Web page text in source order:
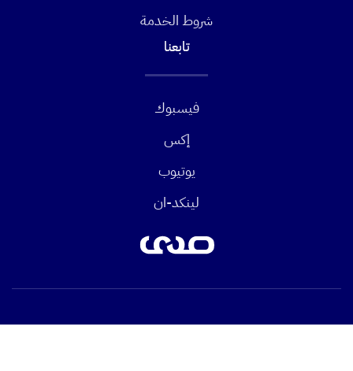
شروط الخدمة
تابعنا
فيسبوك
إكس
يوتيوب
لينكد-ان
©2026 كل الحقوق محفوظة. صدى.